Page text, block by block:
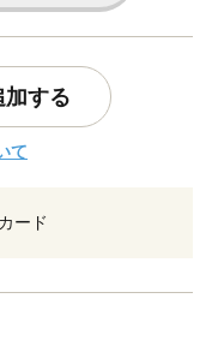
加する
て
ード